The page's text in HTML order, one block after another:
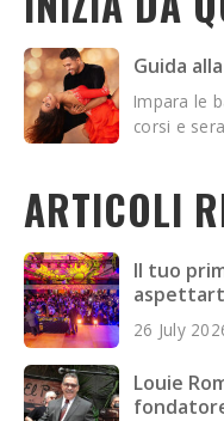
Guida
Impara le
corsi e
ARTICOLI
Il tuo
portare
26 July
Louie